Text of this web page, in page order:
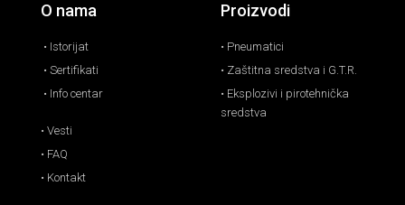
O nama
• Istorijat
• Sertifikati
• Info centar
• Vesti
• FAQ
• Kontakt
Proizvodi
• Pneumatici
• Zaštitna sredstva i G.T.R.
• Eksplozivi i pirotehnička
sredstva